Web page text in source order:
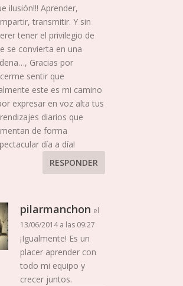
ilusión!!! Aprender,
transmitir. Y sin
tener el privilegio de
se convierta en una
Gracias por
sentir que
este es mi camino
expresar en voz alta tus
diarios que
de forma
día a día!
RESPONDER
pilarmanchon el
13/06/2014 a las 09:27
¡Igualmente! Es un
placer aprender con
todo mi equipo y
crecer juntos.